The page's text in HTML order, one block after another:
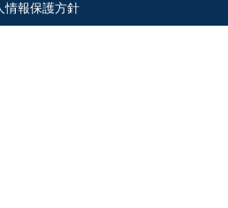
情報保護方針